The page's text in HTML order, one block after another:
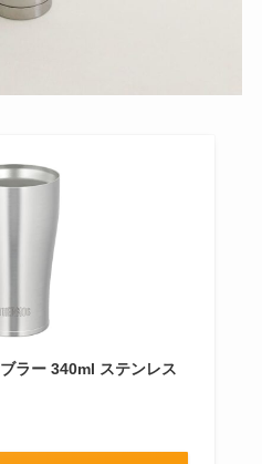
ラー 340ml ステンレス